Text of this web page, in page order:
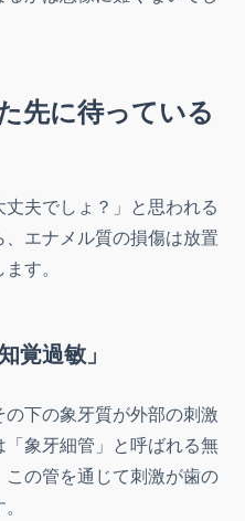
先に待っている
丈夫でしょ？」と思われる
エナメル質の損傷は放置
す。
覚過敏」
下の象牙質が外部の刺激
象牙細管」と呼ばれる無
の管を通じて刺激が歯の